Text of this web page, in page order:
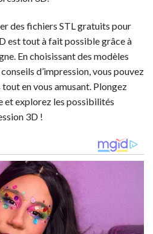
des fichiers STL gratuits pour
est tout à fait possible grâce à
En choisissant des modèles
d’impression, vous pouvez
en vous amusant. Plongez
et explorez les possibilités
3D !